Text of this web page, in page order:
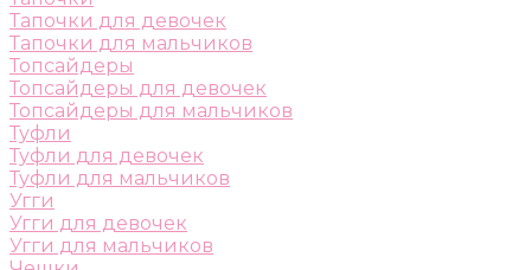
Тапочки для девочек
Тапочки для мальчиков
Топсайдеры
Топсайдеры для девочек
Топсайдеры для мальчиков
Туфли
Туфли для девочек
Туфли для мальчиков
Угги
Угги для девочек
Угги для мальчиков